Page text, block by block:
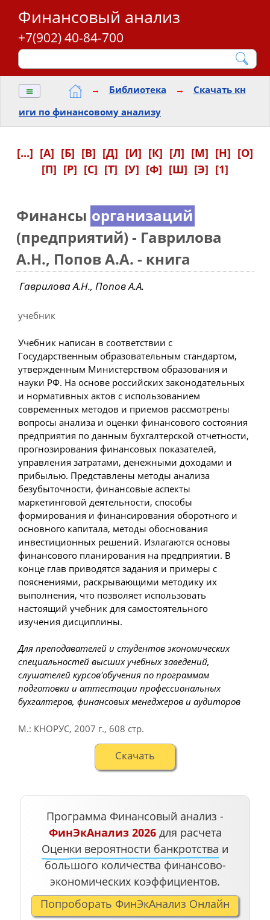
Финансовый анализ
+7(902) 40-84-700
≡ → Библиотека →
Скачать кн
иги по финансовому анализу
[...] [А] [Б] [В] [Д] [И] [К] [Л] [М] [Н] [О]
[П] [Р] [С] [Т] [У] [Ф] [Ш] [Э] [1]
Финансы организаций
(предприятий) - Гаврилова
А.Н., Попов А.А. - книга
Гаврилова А.Н., Попов А.А.
учебник
Учебник написан в соответствии с
Государственным образовательным стандартом,
утвержденным Министерством образования и
науки РФ. На основе российских законодательных
и нормативных актов с использованием
современных методов и приемов рассмотрены
вопросы анализа и оценки финансового состояния
предприятия по данным бухгалтерской отчетности,
прогнозирования финансовых показателей,
управления затратами, денежными доходами и
прибылью. Представлены методы анализа
безубыточности, финансовые аспекты
маркетинговой деятельности, способы
формирования и финансирования оборотного и
основного капитала, методы обоснования
инвестиционных решений. Излагаются основы
финансового планирования на предприятии. В
конце глав приводятся задания и примеры с
пояснениями, раскрывающими методику их
выполнения, что позволяет использовать
настоящий учебник для самостоятельного
изучения дисциплины.
Для преподавателей и студентов экономических
специальностей высших учебных заведений,
слушателей курсов'обучения по программам
подготовки и аттестации профессиональных
бухгалтеров, финансовых менеджеров и аудиторов
М.: КНОРУС, 2007 г., 608 стр.
Cкачать
Программа Финансовый анализ -
ФинЭкАнализ 2026для расчета
Оценки вероятности банкротства и
большого количества финансово-
экономических коэффициентов.
Попроборать ФинЭкАнализ Онлайн